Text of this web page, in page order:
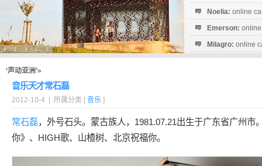
Noelia: online
Emerson:
Milagro: online
‘声动亚洲’»
音乐天才常石磊
2012-10-4 | 所属分类 [ 音乐 ]
常石磊，外号石头。蒙古族人，1981.07.21出生于广东省广州市
你》、HIGH歌、山楂树、北京祝福你。